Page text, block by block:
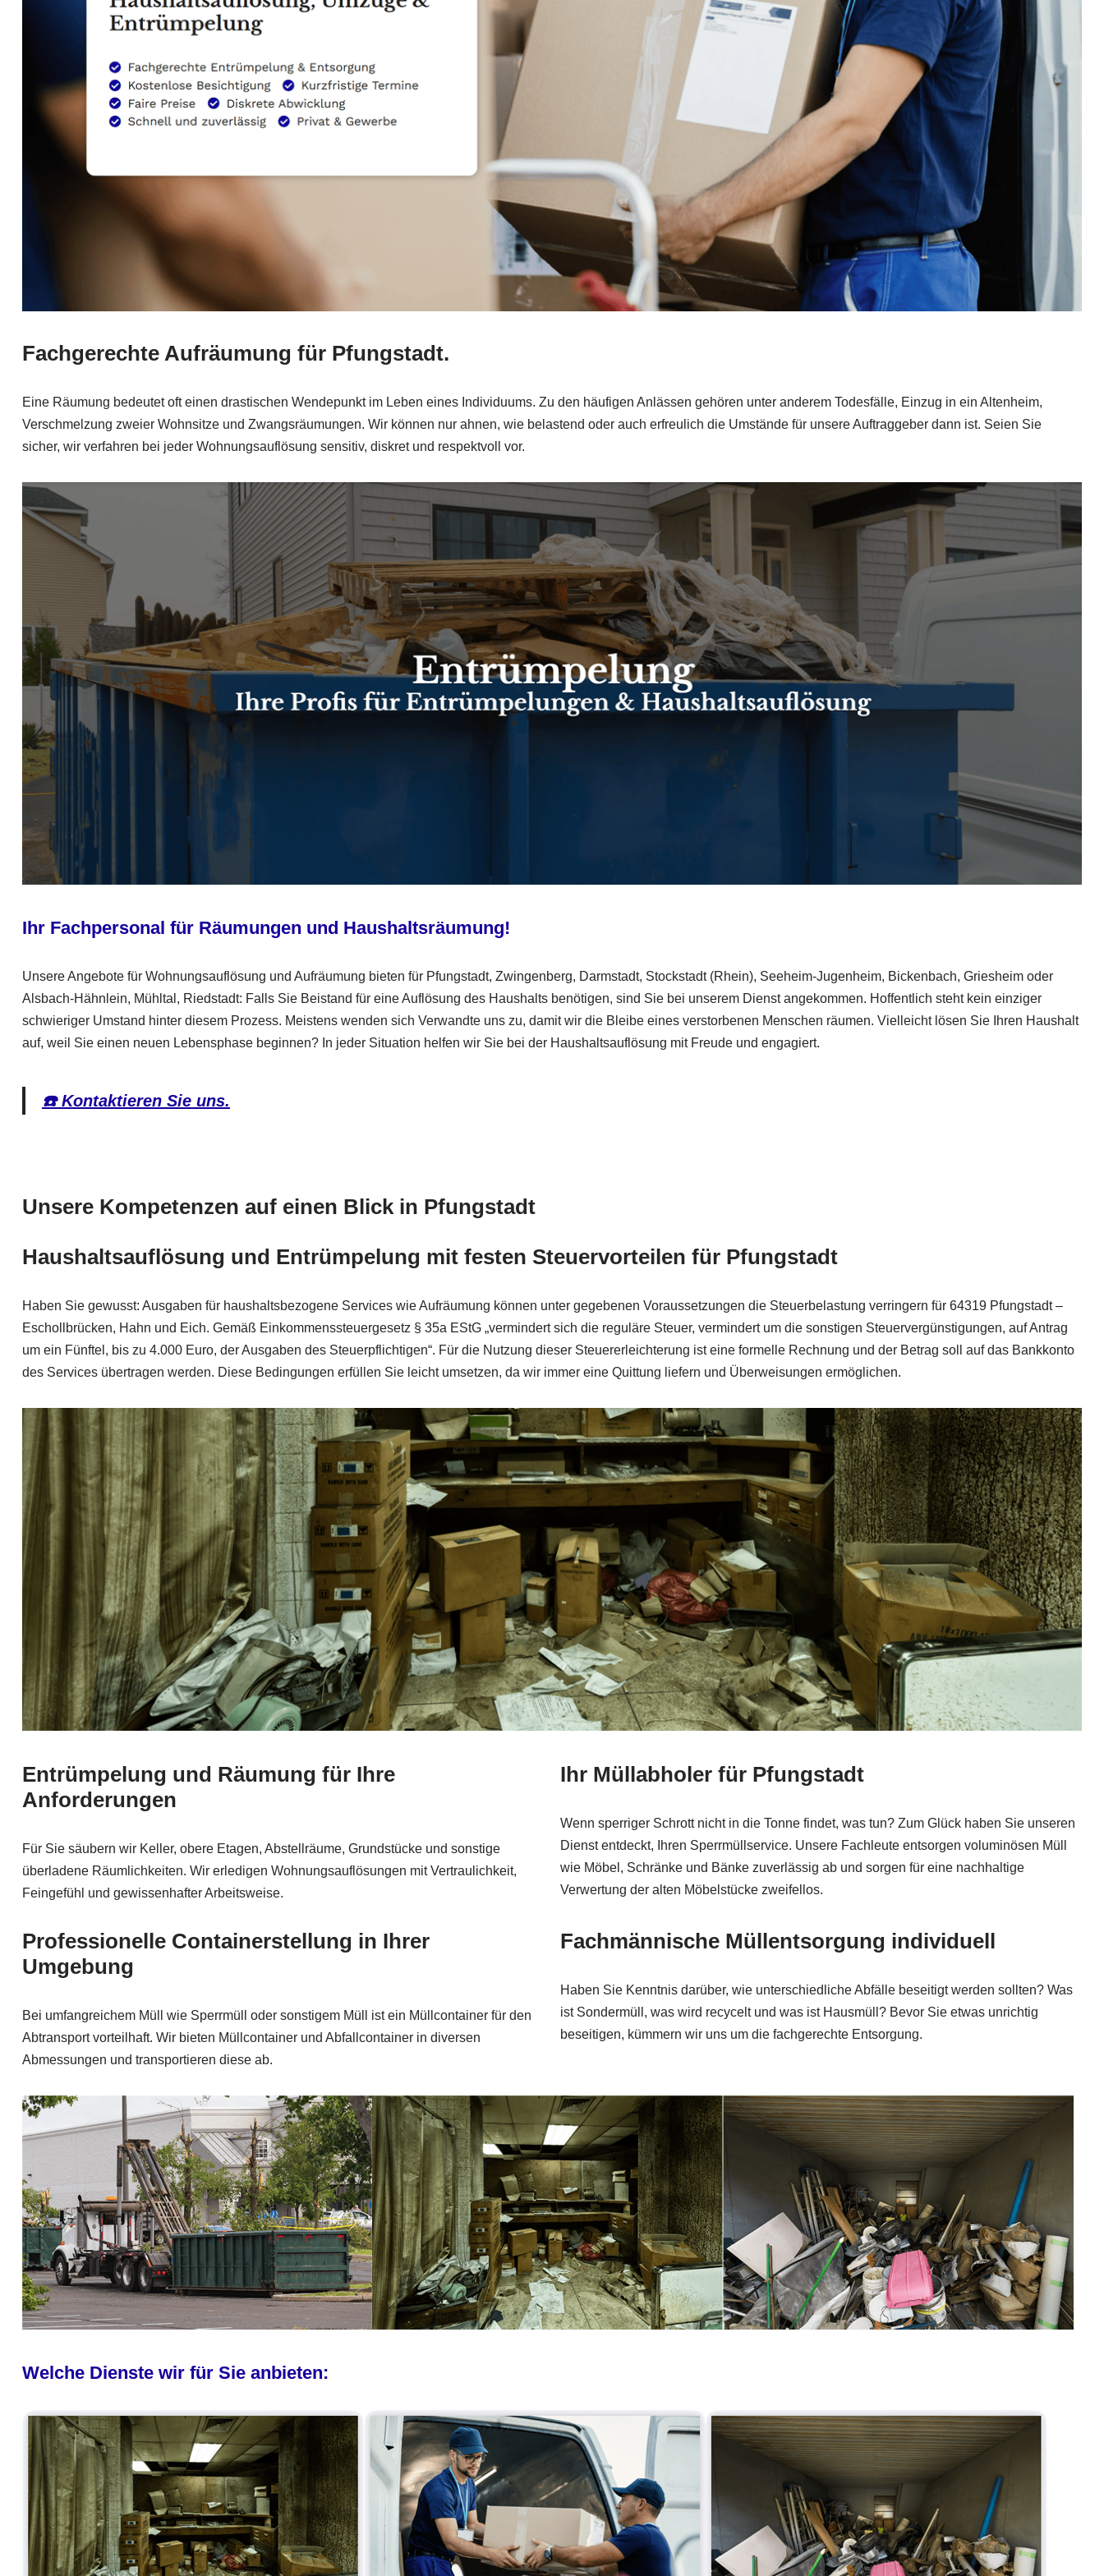
Fachgerechte Aufräumung für Pfungstadt.
Eine Räumung bedeutet oft einen drastischen Wendepunkt im Leben eines Individuums. Zu den häufigen Anlässen gehören unter anderem Todesfälle, Einzug in ein Altenheim,
Verschmelzung zweier Wohnsitze und Zwangsräumungen. Wir können nur ahnen, wie belastend oder auch erfreulich die Umstände für unsere Auftraggeber dann ist. Seien Sie
sicher, wir verfahren bei jeder Wohnungsauflösung sensitiv, diskret und respektvoll vor.
Ihr Fachpersonal für Räumungen und Haushaltsräumung!
Unsere Angebote für Wohnungsauflösung und Aufräumung bieten für Pfungstadt, Zwingenberg, Darmstadt, Stockstadt (Rhein), Seeheim-Jugenheim, Bickenbach, Griesheim oder
Alsbach-Hähnlein, Mühltal, Riedstadt: Falls Sie Beistand für eine Auflösung des Haushalts benötigen, sind Sie bei unserem Dienst angekommen. Hoffentlich steht kein einziger
schwieriger Umstand hinter diesem Prozess. Meistens wenden sich Verwandte uns zu, damit wir die Bleibe eines verstorbenen Menschen räumen. Vielleicht lösen Sie Ihren Haushalt
auf, weil Sie einen neuen Lebensphase beginnen? In jeder Situation helfen wir Sie bei der Haushaltsauflösung mit Freude und engagiert.
☎️ Kontaktieren Sie uns.
Unsere Kompetenzen auf einen Blick in Pfungstadt
Haushaltsauflösung und Entrümpelung mit festen Steuervorteilen für Pfungstadt
Haben Sie gewusst: Ausgaben für haushaltsbezogene Services wie Aufräumung können unter gegebenen Voraussetzungen die Steuerbelastung verringern für 64319 Pfungstadt –
Eschollbrücken, Hahn und Eich. Gemäß Einkommenssteuergesetz § 35a EStG „vermindert sich die reguläre Steuer, vermindert um die sonstigen Steuervergünstigungen, auf Antrag
um ein Fünftel, bis zu 4.000 Euro, der Ausgaben des Steuerpflichtigen“. Für die Nutzung dieser Steuererleichterung ist eine formelle Rechnung und der Betrag soll auf das Bankkonto
des Services übertragen werden. Diese Bedingungen erfüllen Sie leicht umsetzen, da wir immer eine Quittung liefern und Überweisungen ermöglichen.
Entrümpelung und Räumung für Ihre
Anforderungen
Für Sie säubern wir Keller, obere Etagen, Abstellräume, Grundstücke und sonstige
überladene Räumlichkeiten. Wir erledigen Wohnungsauflösungen mit Vertraulichkeit,
Feingefühl und gewissenhafter Arbeitsweise.
Ihr Müllabholer für Pfungstadt
Wenn sperriger Schrott nicht in die Tonne findet, was tun? Zum Glück haben Sie unseren
Dienst entdeckt, Ihren Sperrmüllservice. Unsere Fachleute entsorgen voluminösen Müll
wie Möbel, Schränke und Bänke zuverlässig ab und sorgen für eine nachhaltige
Verwertung der alten Möbelstücke zweifellos.
Professionelle Containerstellung in Ihrer
Umgebung
Bei umfangreichem Müll wie Sperrmüll oder sonstigem Müll ist ein Müllcontainer für den
Abtransport vorteilhaft. Wir bieten Müllcontainer und Abfallcontainer in diversen
Abmessungen und transportieren diese ab.
Fachmännische Müllentsorgung individuell
Haben Sie Kenntnis darüber, wie unterschiedliche Abfälle beseitigt werden sollten? Was
ist Sondermüll, was wird recycelt und was ist Hausmüll? Bevor Sie etwas unrichtig
beseitigen, kümmern wir uns um die fachgerechte Entsorgung.
Welche Dienste wir für Sie anbieten: